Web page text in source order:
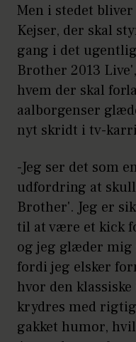
Men i stedet
Kejser, der skal
gang i det
Brother 2013
hvem der skal
aalborgenser
nyt skridt i tv-
-Jeg ser det som
udfordring at
Brother'. Jeg er
til at være et kick
og jeg glæder
fordi jeg elsker
hvor den
krydres med
gakket humor,